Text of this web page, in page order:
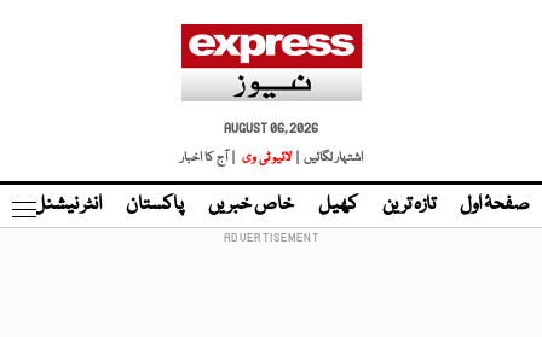
AUGUST 06, 2026
اشتہار لگائیں |
لائیو ٹی وی | آج کا اخبار
صفحۂ اول تازہ ترین کھیل خاص خبریں پاکستان انٹر نیشنل